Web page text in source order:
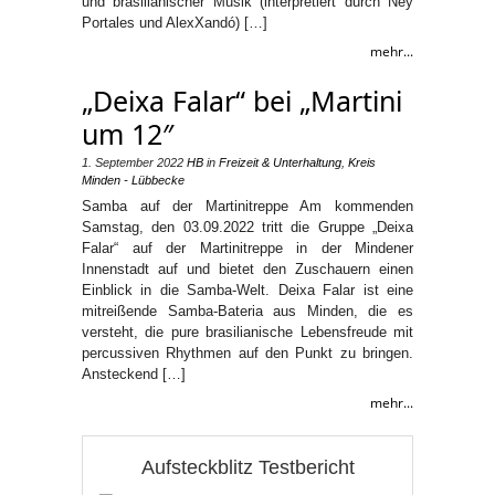
Portales und AlexXandó) […]
mehr...
„Deixa Falar“ bei „Martini
um 12″
1. September 2022 HB in Freizeit & Unterhaltung Kreis
Minden - Lübbecke
Samba auf der Martinitreppe Am kommenden
Samstag, den 03.09.2022 tritt die Gruppe „Deixa
Falar“ auf der Martinitreppe in der Mindener
Innenstadt auf und bietet den Zuschauern einen
Einblick in die Samba-Welt. Deixa Falar ist eine
mitreißende Samba-Bateria aus Minden, die es
versteht, die pure brasilianische Lebensfreude mit
percussiven Rhythmen auf den Punkt zu bringen.
Ansteckend […]
mehr...
Aufsteckblitz Testbericht